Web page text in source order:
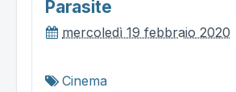
Parasite
mercoledì 19 febbraio 2020
Cinema